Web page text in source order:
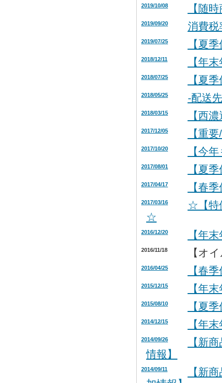
2019/10/08 【随
2019/09/20 消費
2019/07/25 【夏
2018/12/11 【年
2018/07/25 【夏
2018/05/25 -配送
2018/03/15 【西
2017/12/05 【重
2017/10/20 【今
2017/08/01 【夏
2017/04/17 【春
2017/03/16
☆【特
☆
2016/12/20 【年
2016/11/18 【オ
2016/04/25 【春
2015/12/15 【年
2015/08/10 【夏
2014/12/15 【年
2014/09/26
【新
情報】
2014/09/11
【新